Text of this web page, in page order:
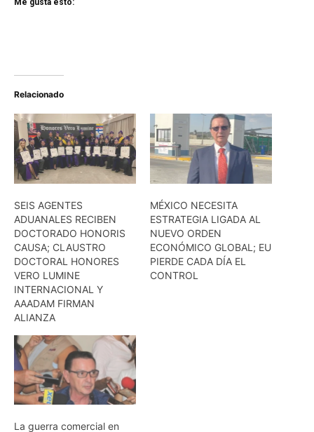
Me gusta esto:
Relacionado
SEIS AGENTES
ADUANALES RECIBEN
DOCTORADO HONORIS
CAUSA; CLAUSTRO
DOCTORAL HONORES
VERO LUMINE
INTERNACIONAL Y
AAADAM FIRMAN
ALIANZA
MÉXICO NECESITA
ESTRATEGIA LIGADA AL
NUEVO ORDEN
ECONÓMICO GLOBAL; EU
PIERDE CADA DÍA EL
CONTROL
La guerra comercial en